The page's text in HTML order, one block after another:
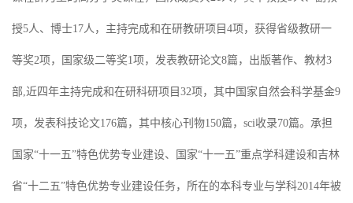
授5人、博士17人，主持完成和在研教研项目4项，获得省级教研一
等奖2项，国家级二等奖1项，发表教研论文8篇，出版著作、教材3
部,近四年主持完成和在研科研项目32项，其中国家自然会科学基金9
项，发表科技论文176篇，其中核心刊物150篇，sci收录70篇。承担
国家“十一五”特色优势专业建设、国家“十一五”重点学科建设和吉林
省“十二五”特色优势专业建设任务，所在的本科专业与学科2014年被